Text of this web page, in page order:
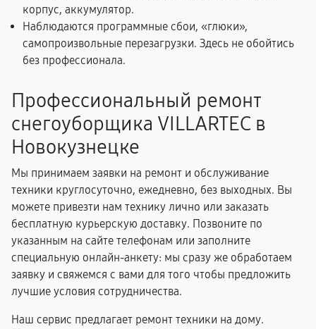
корпус, аккумулятор.
Наблюдаются программные сбои, «глюки»,
самопроизвольные перезагрузки. Здесь не обойтись
без профессионала.
Профессиональный ремонт
снегоуборщика VILLARTEC в
Новокузнецке
Мы принимаем заявки на ремонт и обслуживание
техники круглосуточно, ежедневно, без выходных. Вы
можете привезти нам технику лично или заказать
бесплатную курьерскую доставку. Позвоните по
указанным на сайте телефонам или заполните
специальную онлайн-анкету: мы сразу же обработаем
заявку и свяжемся с вами для того чтобы предложить
лучшие условия сотрудничества.
Наш сервис предлагает ремонт техники на дому.